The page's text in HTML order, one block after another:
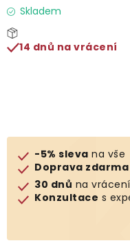
Deštníky
Gastro produkty
Klub
Skladem
14 dnů na vrácení
-5% sleva na vše
Doprava zdarma
30 dnů na vrácení
Konzultace s